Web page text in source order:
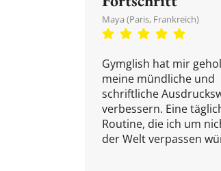
Maya (Paris, Frankreich)
Gymglish hat mir
meine mündliche und
schriftliche
verbessern. Eine
Routine, die ich um
der Welt verpassen